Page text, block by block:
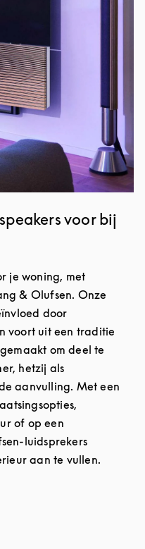
voor bij
je woning, met
& Olufsen. Onze
door
voort uit een traditie
om deel te
hetzij als
aanvulling. Met een
of op een
luidsprekers
aan te vullen.